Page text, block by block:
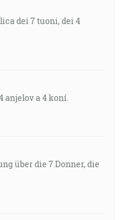
dei 7 tuoni, dei 4
anjelov a 4 koní.
über die 7 Donner, die